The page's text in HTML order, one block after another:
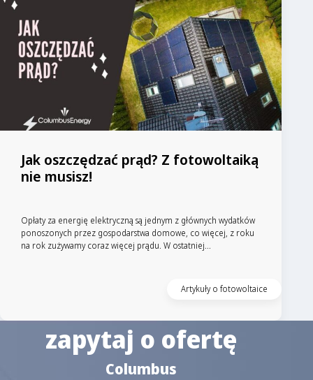
Jak oszczędzać prąd? Z fotowoltaiką
nie musisz!
Opłaty za energię elektryczną są jednym z głównych wydatków
ponoszonych przez gospodarstwa domowe, co więcej, z roku
na rok zużywamy coraz więcej prądu. W ostatniej...
Artykuły o fotowoltaice
zapytaj o ofertę
Columbus